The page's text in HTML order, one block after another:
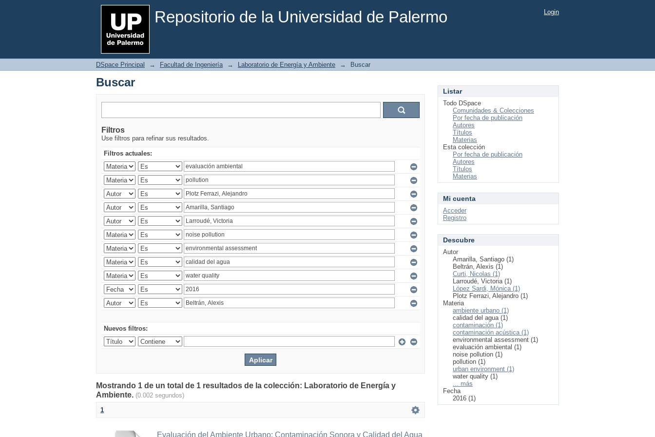
Repositorio de la Universidad de Palermo
Buscar Login
DSpace Principal → Facultad de Ingeniería → Laboratorio de Energía y Ambiente → Buscar
Buscar
Filtros
Use filtros para refinar sus resultados.
Filtros actuales:
Nuevos filtros:
Mostrando 1 de un total de 1 resultados de la colección: Laboratorio de Energía y
Ambiente. (0.002 segundos)
1
Evaluación del Ambiente Urbano: Contaminación Sonora y Calidad del Agua
Listar
Todo DSpace
Comunidades & Colecciones
Por fecha de publicación
Autores
Títulos
Materias
Esta colección
Por fecha de publicación
Autores
Títulos
Materias
Mi cuenta
Acceder
Registro
Descubre
Autor
Amarilla, Santiago (1)
Beltrán, Alexis (1)
Curti, Nicolas (1)
Larroudé, Victoria (1)
López Sardi, Mónica (1)
Plotz Ferrazi, Alejandro (1)
Materia
ambiente urbano (1)
calidad del agua (1)
contaminación (1)
contaminación acústica (1)
environmental assessment (1)
evaluación ambiental (1)
noise pollution (1)
pollution (1)
urban environment (1)
water quality (1)
... más
Fecha
2016 (1)